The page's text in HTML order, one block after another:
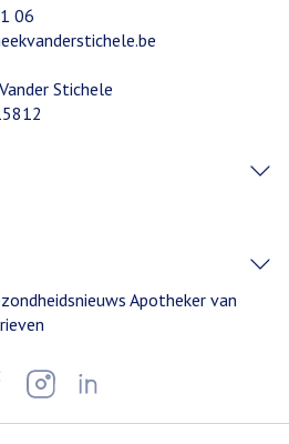
06
Stichele
Apotheker van